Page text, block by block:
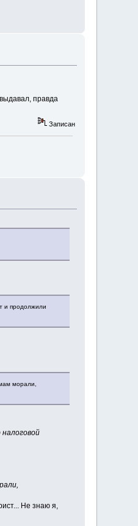
правда
Записан
и продолжили
морали,
Не знаю я,